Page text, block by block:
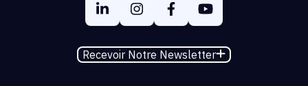
Recevoir Notre Newsletter